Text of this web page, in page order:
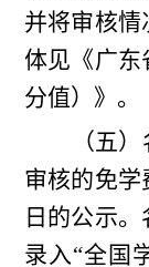
并将审核
体见《广东
分值）》。
（五
审核的免
日的公示
录入“全国